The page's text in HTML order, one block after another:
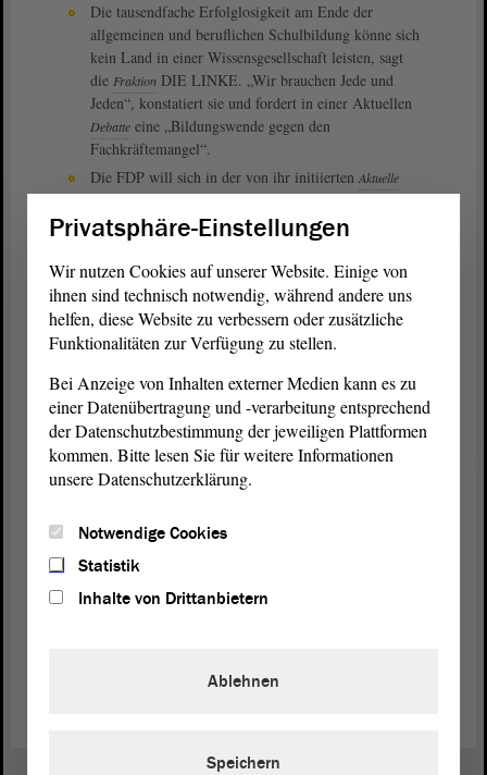
Die tausendfache Erfolglosigkeit am Ende der
allgemeinen und beruflichen Schulbildung könne sich
kein Land in einer Wissensgesellschaft leisten, sagt
die Fraktion DIE LINKE. „Wir brauchen Jede und
Jeden“, konstatiert sie und fordert in einer Aktuellen
Debatte eine „Bildungswende gegen den
Fachkräftemangel“.
Die FDP will sich in der von ihr initiierten Aktuelle
über das Thema „Chancen der grünen
Biotechnologie für die Nahrungsmittelproduktion
und den Forschungsstandort Sachsen-Anhalt nutzen“
austauschen.
Die Sitzungen des Parlaments am 7. und 8. September 2023
beginnen jeweils um 9.30 Uhr und können wie gewohnt im
Alle Redebeiträge und Drucksachen finden Sie in Videoarchiv bzw.
in der
Parlamentsdokumentation(PADOKA).
Informationen und Drucksachen
548.78 KB)
Privatsphäre-Einstellungen
Wir nutzen Cookies auf unserer Website. Einige von
ihnen sind technisch notwendig, während andere uns
helfen, diese Website zu verbessern oder zusätzliche
Funktionalitäten zur Verfügung zu stellen.
Bei Anzeige von Inhalten externer Medien kann es zu
einer Datenübertragung und -verarbeitung entsprechend
der Datenschutzbestimmung der jeweiligen Plattformen
kommen. Bitte lesen Sie für weitere Informationen
unsere Datenschutzerklärung.
Notwendige Cookies
Statistik
Inhalte von Drittanbietern
Ablehnen
Speichern